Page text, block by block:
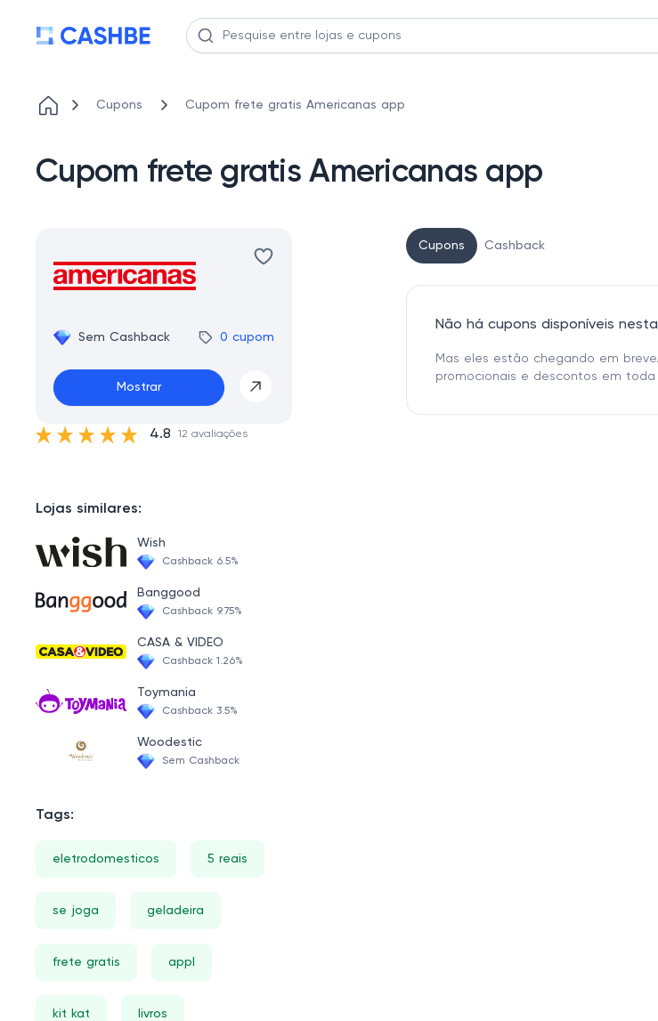
Cupons Cupom frete gratis Americanas app
Cupom frete gratis Americanas app
Sem Cashback 0 cupom
Mostrar
4.8 12 avaliações
Lojas similares:
Wish
Cashback 6.5%
Banggood
Cashback 9.75%
CASA & VIDEO
Cashback 1.26%
Toymania
Cashback 3.5%
Woodestic
Sem Cashback
Tags:
eletrodomesticos 5 reais
se joga geladeira
frete gratis appl
kit kat livros
Cupons Cashback
Não há cupons disponíveis
Mas eles estão chegando em
promocionais e descontos em